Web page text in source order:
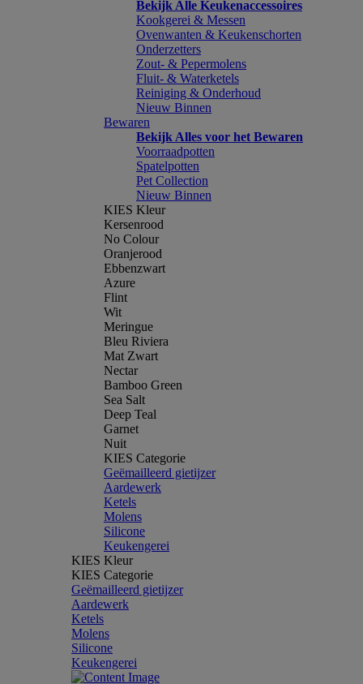
Bekijk Alle Keukenaccessoires
Kookgerei & Messen
Ovenwanten & Keukenschorten
Onderzetters
Zout- & Pepermolens
Fluit- & Waterketels
Reiniging & Onderhoud
Nieuw Binnen
Bewaren
Bekijk Alles voor het Bewaren
Voorraadpotten
Spatelpotten
Pet Collection
Nieuw Binnen
KIES Kleur
Kersenrood
No Colour
Oranjerood
Ebbenzwart
Azure
Flint
Wit
Meringue
Bleu Riviera
Mat Zwart
Nectar
Bamboo Green
Sea Salt
Deep Teal
Garnet
Nuit
KIES Categorie
Geëmailleerd gietijzer
Aardewerk
Ketels
Molens
Silicone
Keukengerei
KIES Kleur
KIES Categorie
Geëmailleerd gietijzer
Aardewerk
Ketels
Molens
Silicone
Keukengerei